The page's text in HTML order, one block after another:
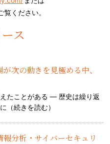
覧ください。
ス
次の動きを見極める中、
たことがある — 歴史は繰り返
（続きを読む）
分析・サイバーセキュリ